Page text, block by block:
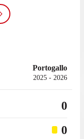
Portogallo
2025 - 2026
0
0